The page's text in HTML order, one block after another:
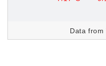
Data from